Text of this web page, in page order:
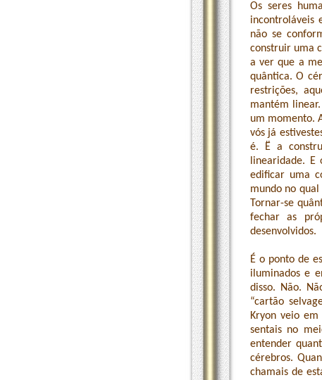
Os seres
incontroláveis
não se
construir uma
a ver que a
quântica. O
restrições,
mantém
um momento.
vós já
é. Ë a
linearidade.
edificar uma
mundo no qual
Tornar-se
fechar as
desenvolvidos.
É o ponto de
iluminados e
disso. Não.
“cartão
Kryon veio
sentais no
entender
cérebros.
chamais de